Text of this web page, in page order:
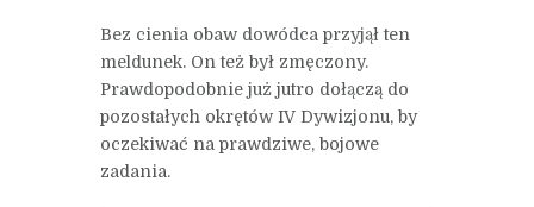
Bez cienia obaw dowódca przyjął ten
meldunek. On też był zmęczony.
Prawdopodobnie już jutro dołączą do
pozostałych okrętów IV Dywizjonu, by
oczekiwać na prawdziwe, bojowe
zadania.